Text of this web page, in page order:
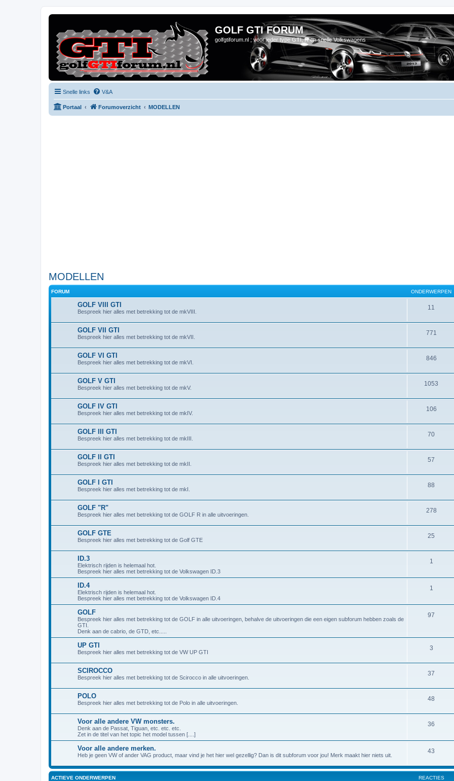
GOLF GTI FORUM
golfgtiforum.nl ; voor ieder type GTI, R en snelle Volkswagens
Snelle links V&A
Portaal Forumoverzicht MODELLEN
MODELLEN
FORUM ONDERWERPEN
GOLF VIII GTI
Bespreek hier alles met betrekking tot de mkVIII.
11
GOLF VII GTI
Bespreek hier alles met betrekking tot de mkVII.
771
GOLF VI GTI
Bespreek hier alles met betrekking tot de mkVI.
846
GOLF V GTI
Bespreek hier alles met betrekking tot de mkV.
1053
GOLF IV GTI
Bespreek hier alles met betrekking tot de mkIV.
106
GOLF III GTI
Bespreek hier alles met betrekking tot de mkIII.
70
GOLF II GTI
Bespreek hier alles met betrekking tot de mkII.
57
GOLF I GTI
Bespreek hier alles met betrekking tot de mkI.
88
GOLF "R"
Bespreek hier alles met betrekking tot de GOLF R in alle uitvoeringen.
278
GOLF GTE
Bespreek hier alles met betrekking tot de Golf GTE
25
ID.3
Elektrisch rijden is helemaal hot.
Bespreek hier alles met betrekking tot de Volkswagen ID.3
1
ID.4
Elektrisch rijden is helemaal hot.
Bespreek hier alles met betrekking tot de Volkswagen ID.4
1
GOLF
Bespreek hier alles met betrekking tot de GOLF in alle uitvoeringen, behalve de uitvoeringen die een eigen subforum hebben zoals de
GTI.
Denk aan de cabrio, de GTD, etc.....
97
UP GTI
Bespreek hier alles met betrekking tot de VW UP GTI
3
SCIROCCO
Bespreek hier alles met betrekking tot de Scirocco in alle uitvoeringen.
37
POLO
Bespreek hier alles met betrekking tot de Polo in alle uitvoeringen.
48
Voor alle andere VW monsters.
Denk aan de Passat, Tiguan, etc. etc. etc.
Zet in de titel van het topic het model tussen [....]
36
Voor alle andere merken.
Heb je geen VW of ander VAG product, maar vind je het hier wel gezellig? Dan is dit subforum voor jou! Merk maakt hier niets uit.
43
ACTIEVE ONDERWERPEN REACTIES